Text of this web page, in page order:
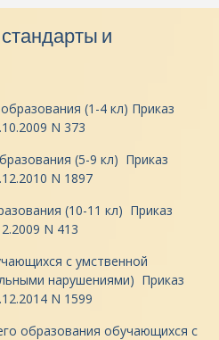
и
(1-4 кл) Приказ
N 373
(5-9 кл) Приказ
N 1897
(10-11 кл) Приказ
N 413
с умственной
нарушениями) Приказ
N 1599
образования обучающихся с